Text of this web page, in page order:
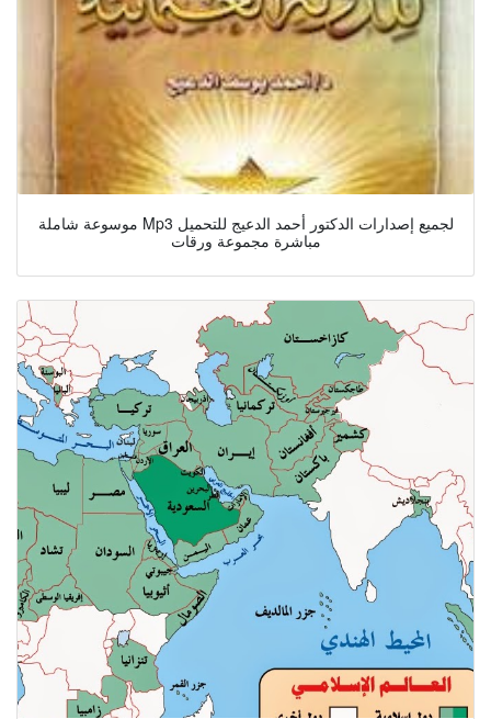
موسوعة شاملة Mp3 لجميع إصدارات الدكتور أحمد الدعيج للتحميل
مباشرة مجموعة ورقات